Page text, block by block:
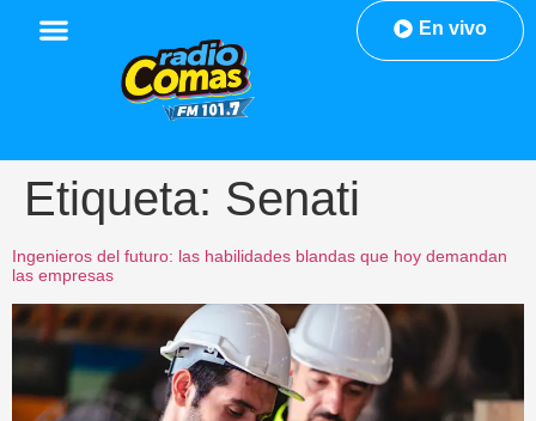
En vivo
Etiqueta: Senati
Ingenieros del futuro: las habilidades blandas que hoy demandan
las empresas